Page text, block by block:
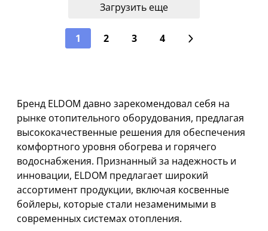
Загрузить еще
1 2 3 4
Бренд ELDOM давно зарекомендовал себя на
рынке отопительного оборудования, предлагая
высококачественные решения для обеспечения
комфортного уровня обогрева и горячего
водоснабжения. Признанный за надежность и
инновации, ELDOM предлагает широкий
ассортимент продукции, включая косвенные
бойлеры, которые стали незаменимыми в
современных системах отопления.